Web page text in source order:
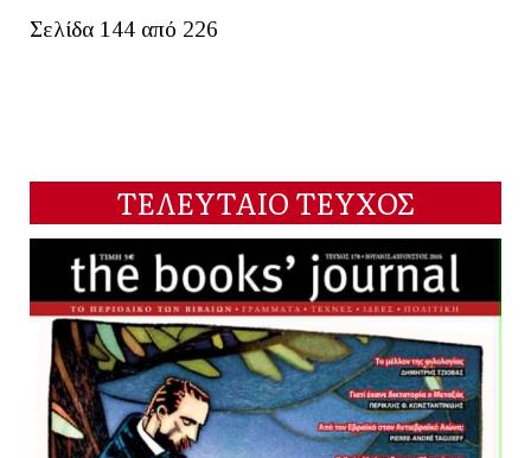
Σελίδα 144 από 226
ΤΕΛΕΥΤΑΙΟ ΤΕΥΧΟΣ